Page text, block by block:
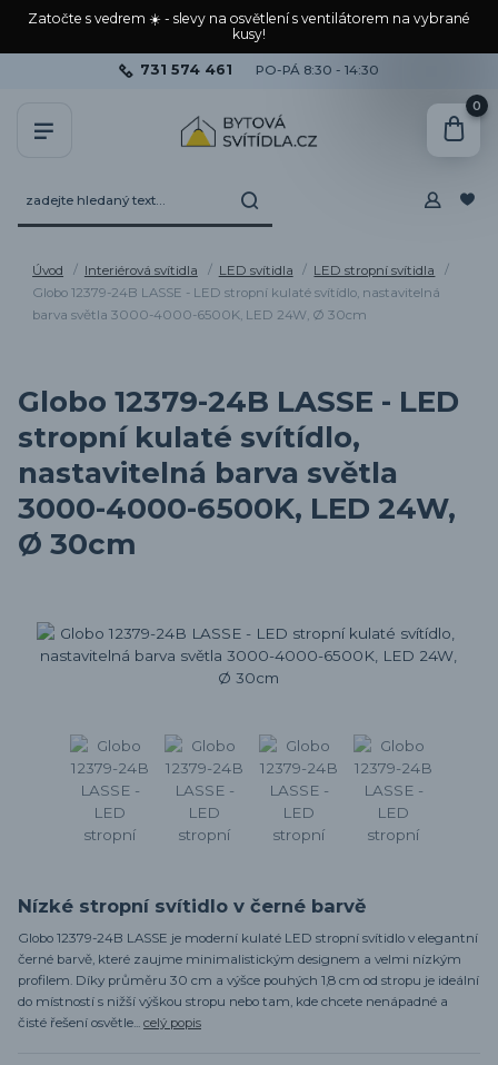
Zatočte s vedrem ☀️ - slevy na osvětlení s ventilátorem na vybrané
kusy!
731 574 461 PO-PÁ 8:30 - 14:30
0
Úvod Interiérová svítidla LED svítidla
LED stropní svítidla
Globo 12379-24B LASSE - LED stropní kulaté svítídlo, nastavitelná
barva světla 3000-4000-6500K, LED 24W, Ø 30cm
Globo 12379-24B LASSE - LED
stropní kulaté svítídlo,
nastavitelná barva světla
3000-4000-6500K, LED 24W,
Ø 30cm
Nízké stropní svítidlo v černé barvě
Globo 12379-24B LASSE je moderní kulaté LED stropní svítidlo v elegantní
černé barvě, které zaujme minimalistickým designem a velmi nízkým
profilem. Díky průměru 30 cm a výšce pouhých 1,8 cm od stropu je ideální
do místností s nižší výškou stropu nebo tam, kde chcete nenápadné a
čisté řešení osvětle... celý popis